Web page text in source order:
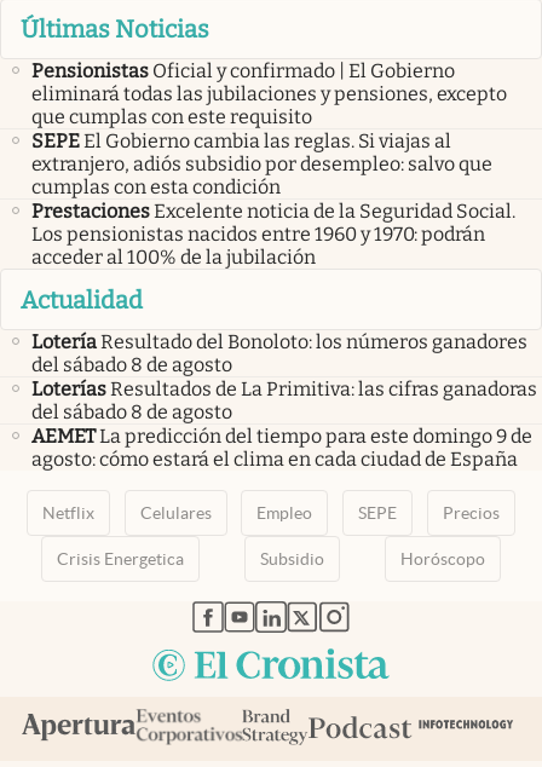
Últimas Noticias
Pensionistas Oficial y confirmado | El Gobierno
eliminará todas las jubilaciones y pensiones, excepto
que cumplas con este requisito
SEPEEl Gobierno cambia las reglas. Si viajas al
extranjero, adiós subsidio por desempleo: salvo que
cumplas con esta condición
PrestacionesExcelente noticia de la Seguridad Social.
Los pensionistas nacidos entre 1960 y 1970: podrán
acceder al 100% de la jubilación
Actualidad
LoteríaResultado del Bonoloto: los números ganadores
del sábado 8 de agosto
LoteríasResultados de La Primitiva: las cifras ganadoras
del sábado 8 de agosto
AEMETLa predicción del tiempo para este domingo 9 de
agosto: cómo estará el clima en cada ciudad de España
Netflix Celulares Empleo SEPE Precios
Crisis Energetica Subsidio Horóscopo
abre en nueva pestaña
abre en nueva pestaña
abre en nueva pestaña
abre en nueva pestaña
abre en nueva pestaña